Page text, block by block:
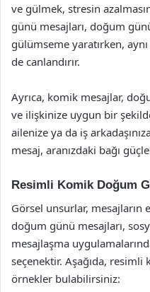
ve gülmek, stresin
günü mesajları, doğum
gülümseme yaratırken,
de canlandırır.
Ayrıca, komik mesajlar,
ve ilişkinize uygun bir
ailenize ya da iş
mesaj, aranızdaki bağı
Resimli Komik Doğum
Görsel unsurlar, mesajların
doğum günü mesajları,
mesajlaşma
seçenektir. Aşağıda,
örnekler bulabilirsiniz: